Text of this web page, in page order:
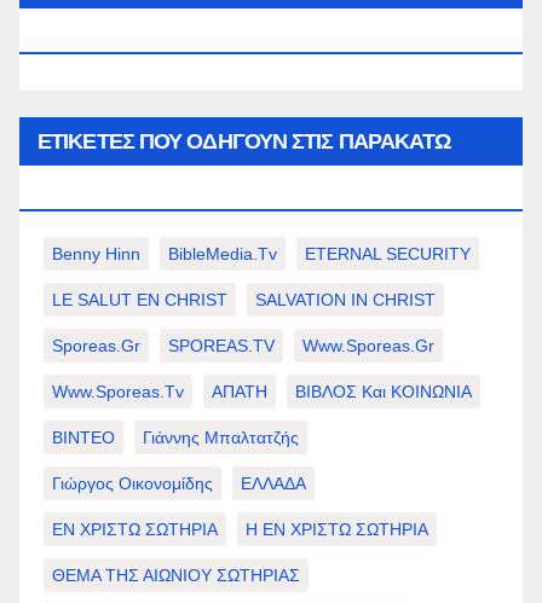
ΕΤΙΚΈΤΕΣ ΠΟΥ ΟΔΗΓΟΎΝ ΣΤΙΣ ΠΑΡΑΚΆΤΩ
Benny Hinn BibleMedia.tv ETERNAL SECURITY
LE SALUT EN CHRIST SALVATION IN CHRIST
Sporeas.gr SPOREAS.TV Www.sporeas.gr
Www.sporeas.tv ΑΠΑΤΗ ΒΙΒΛΟΣ Και ΚΟΙΝΩΝΙΑ
ΒΙΝΤΕΟ Γιάννης Μπαλτατζής
Γιώργος Οικονομίδης ΕΛΛΑΔΑ
ΕΝ ΧΡΙΣΤΩ ΣΩΤΗΡΙΑ Η ΕΝ ΧΡΙΣΤΩ ΣΩΤΗΡΙΑ
ΘΕΜΑ ΤΗΣ ΑΙΩΝΙΟΥ ΣΩΤΗΡΙΑΣ